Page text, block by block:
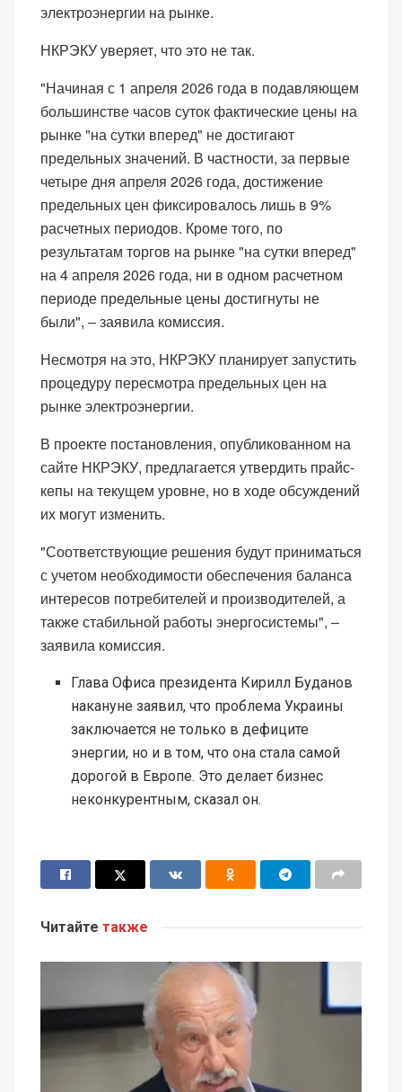
электроэнергии на рынке.
НКРЭКУ уверяет, что это не так.
"Начиная с 1 апреля 2026 года в подавляющем
большинстве часов суток фактические цены на
рынке "на сутки вперед" не достигают
предельных значений. В частности, за первые
четыре дня апреля 2026 года, достижение
предельных цен фиксировалось лишь в 9%
расчетных периодов. Кроме того, по
результатам торгов на рынке "на сутки вперед"
на 4 апреля 2026 года, ни в одном расчетном
периоде предельные цены достигнуты не
были", – заявила комиссия.
Несмотря на это, НКРЭКУ планирует запустить
процедуру пересмотра предельных цен на
рынке электроэнергии.
В проекте постановления, опубликованном на
сайте НКРЭКУ, предлагается утвердить прайс-
кепы на текущем уровне, но в ходе обсуждений
их могут изменить.
"Соответствующие решения будут приниматься
с учетом необходимости обеспечения баланса
интересов потребителей и производителей, а
также стабильной работы энергосистемы", –
заявила комиссия.
Глава Офиса президента Кирилл Буданов
накануне заявил, что проблема Украины
заключается не только в дефиците
энергии, но и в том, что она стала самой
дорогой в Европе. Это делает бизнес
неконкурентным, сказал он.
Читайте также